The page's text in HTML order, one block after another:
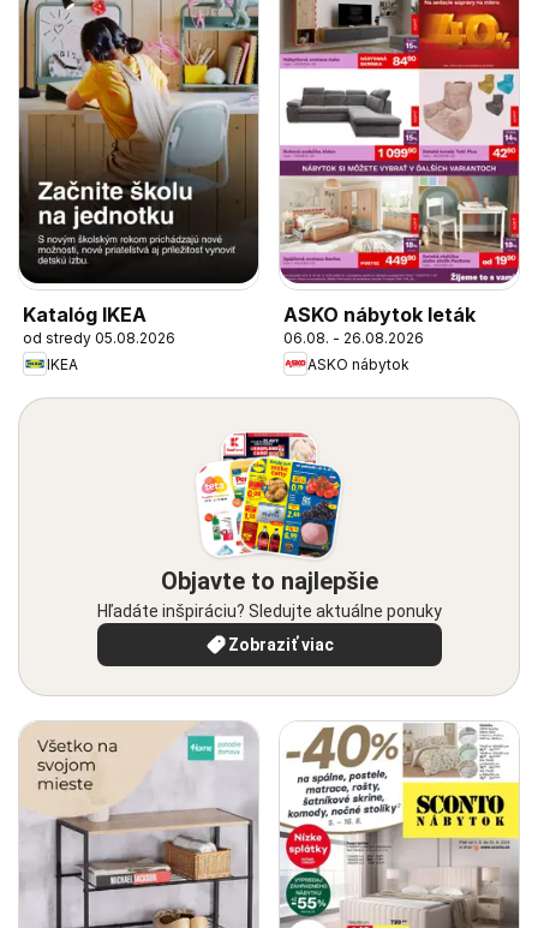
Katalóg IKEA
od stredy 05.08.2026
IKEA
ASKO nábytok leták
06.08. - 26.08.2026
ASKO nábytok
Objavte to najlepšie
Hľadáte inšpiráciu? Sledujte aktuálne ponuky
Zobraziť viac